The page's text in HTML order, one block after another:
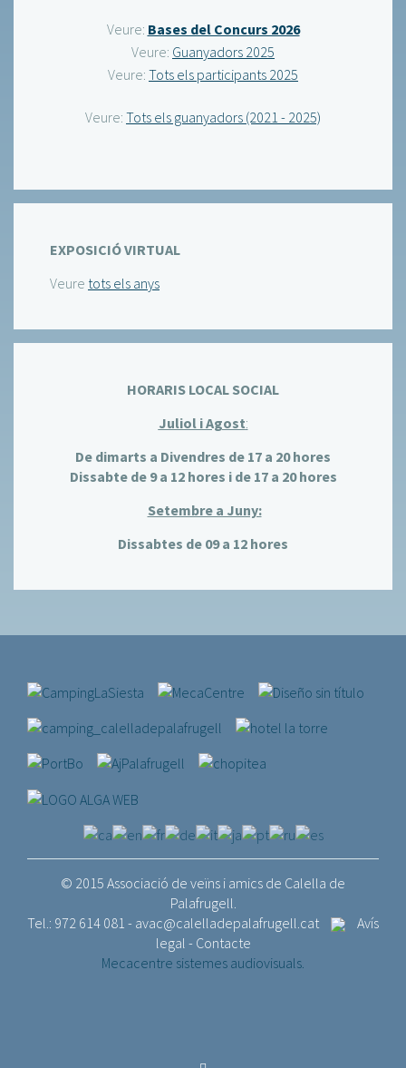
Veure: Bases del Concurs 2026
Veure: Guanyadors 2025
Veure: Tots els participants 2025
Veure: Tots els guanyadors (2021 - 2025)
EXPOSICIÓ VIRTUAL
Veure tots els anys
HORARIS LOCAL SOCIAL
Juliol i Agost:
De dimarts a Divendres de 17 a 20 hores
Dissabte de 9 a 12 hores i de 17 a 20 hores
Setembre a Juny:
Dissabtes de 09 a 12 hores
© 2015 Associació de veïns i amics de Calella de
Palafrugell.
Tel.: 972 614 081 - avac@calelladepalafrugell.cat
Avís
legal - Contacte
Mecacentre sistemes audiovisuals.